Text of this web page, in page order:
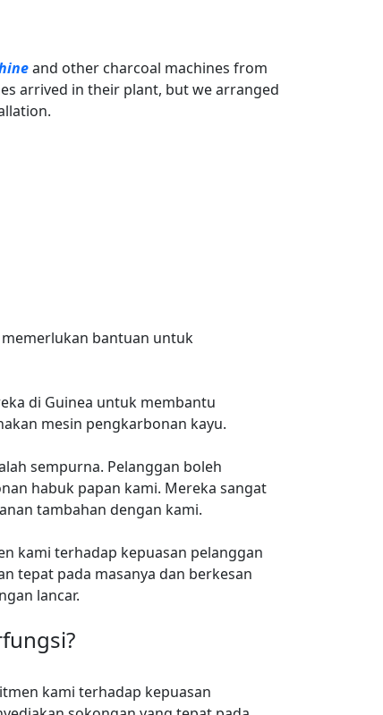
and other charcoal machines from
arrived in their plant, but we arranged
memerlukan bantuan untuk
di Guinea untuk membantu
mesin pengkarbonan kayu.
sempurna. Pelanggan boleh
habuk papan kami. Mereka sangat
tambahan dengan kami.
kami terhadap kepuasan pelanggan
tepat pada masanya dan berkesan
lancar.
kami terhadap kepuasan